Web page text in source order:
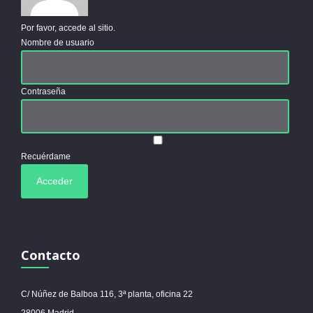
Por favor, accede al sitio.
Nombre de usuario
Contraseña
Recuérdame
Contacto
C/ Núñez de Balboa 116, 3ª planta, oficina 22